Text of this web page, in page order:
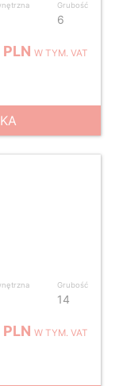
Grubość
6
PLNW TYM. VAT
Grubość
14
PLNW TYM. VAT